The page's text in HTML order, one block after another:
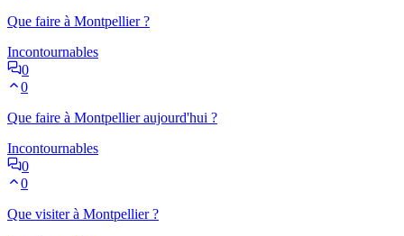
Que faire à Montpellier ?
Incontournables
0
0
Que faire à Montpellier aujourd'hui ?
Incontournables
0
0
Que visiter à Montpellier ?